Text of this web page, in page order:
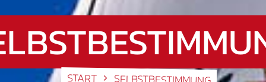
START